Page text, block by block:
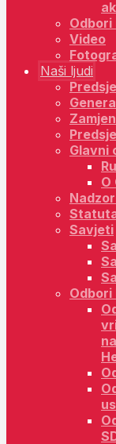
Odbori
Video
Naši ljudi
Glavni
O
Savjeti